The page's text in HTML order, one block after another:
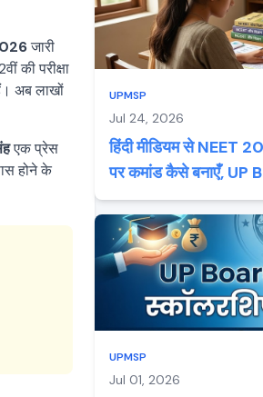
जारी
की परीक्षा
अब लाखों
एक प्रेस
होने के
UPMSP
Jul 24, 2026
हिंदी मीडियम से NEET
पर कमांड कैसे बनाएँ,
UPMSP
Jul 01, 2026